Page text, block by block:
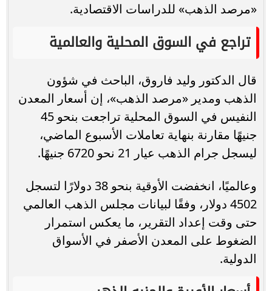
«مرصد الذهب» للدراسات الاقتصادية.
تراجع في السوق المحلية والعالمية
قال الدكتور وليد فاروق، الباحث في شؤون
الذهب ومدير «مرصد الذهب»، إن أسعار المعدن
النفيس في السوق المحلية تراجعت بنحو 45
جنيهًا مقارنة بنهاية تعاملات الأسبوع الماضي،
ليسجل جرام الذهب عيار 21 نحو 6720 جنيهًا.
وعالميًا، انخفضت الأوقية بنحو 38 دولارًا لتسجل
4502 دولار، وفقًا لبيانات مجلس الذهب العالمي
حتى وقت إعداد التقرير، ما يعكس استمرار
الضغوط على المعدن الأصفر في الأسواق
الدولية.